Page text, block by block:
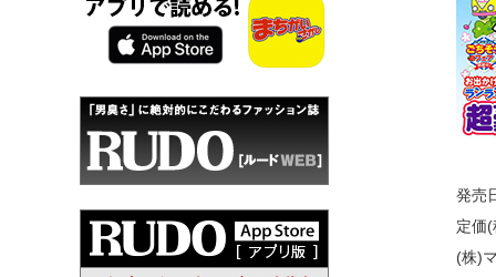
発売
定価
(株)